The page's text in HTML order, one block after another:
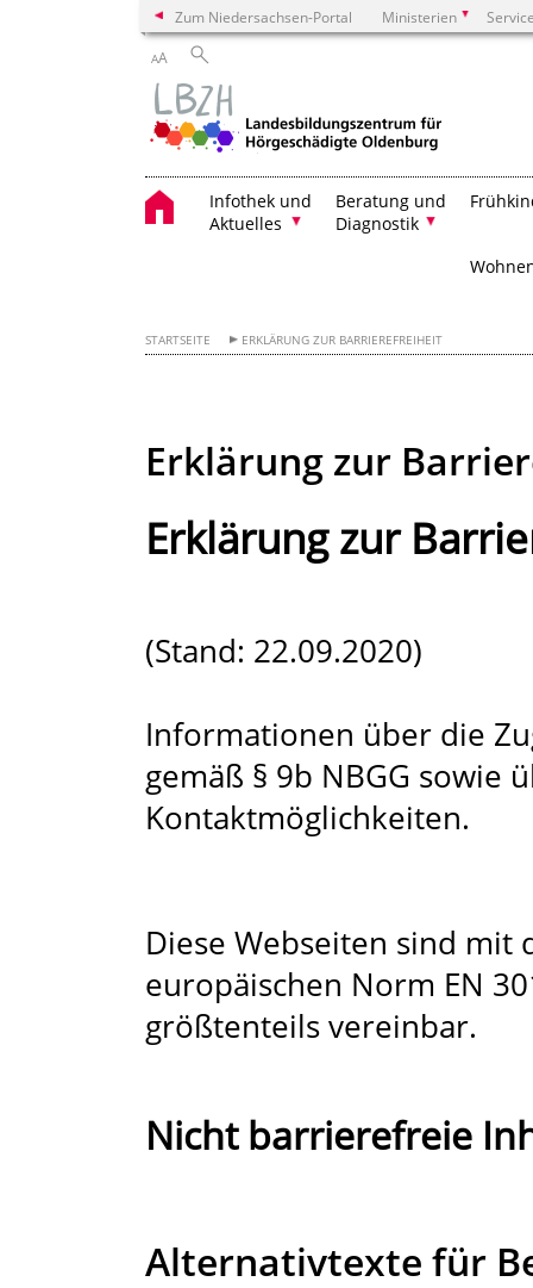
Zum Niedersachsen-Portal Ministerien
AA
Infothek und
Aktuelles
Beratung und
Diagnostik
STARTSEITE ERKLÄRUNG ZUR BARRIEREFREIHEIT
Erklärung zur
Erklärung zur
(Stand: 22.09.2020)
Informationen über die
gemäß § 9b NBGG sowie
Kontaktmöglichkeiten.
Diese Webseiten sind
europäischen Norm EN
größtenteils vereinbar.
Nicht barrierefreie
Alternativtexte für